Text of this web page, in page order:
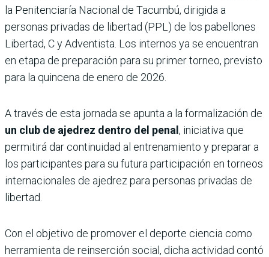
la Penitenciaría Nacional de Tacumbú, dirigida a
personas privadas de libertad (PPL) de los pabellones
Libertad, C y Adventista. Los internos ya se encuentran
en etapa de preparación para su primer torneo, previsto
para la quincena de enero de 2026.
A través de esta jornada se apunta a la formalización de
un club de ajedrez dentro del penal, iniciativa que
permitirá dar continuidad al entrenamiento y preparar a
los participantes para su futura participación en torneos
internacionales de ajedrez para personas privadas de
libertad.
Con el objetivo de promover el deporte ciencia como
herramienta de reinserción social, dicha actividad contó